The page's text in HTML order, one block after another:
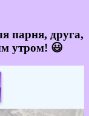
парня, друга,
утром! 😃